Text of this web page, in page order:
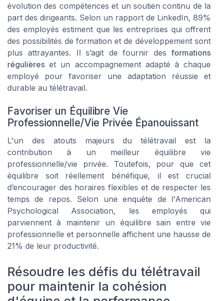
évolution des compétences et un soutien continu de la
part des dirigeants. Selon un rapport de LinkedIn, 89%
des employés estiment que les entreprises qui offrent
des possibilités de formation et de développement sont
plus attrayantes. Il s’agit de fournir des formations
régulières et un accompagnement adapté à chaque
employé pour favoriser une adaptation réussie et
durable au télétravail.
Favoriser un Équilibre Vie
Professionnelle/Vie Privée Épanouissant
L'un des atouts majeurs du télétravail est la
contribution à un meilleur équilibre vie
professionnelle/vie privée. Toutefois, pour que cet
équilibre soit réellement bénéfique, il est crucial
d’encourager des horaires flexibles et de respecter les
temps de repos. Selon une enquête de l'American
Psychological Association, les employés qui
parviennent à maintenir un équilibre sain entre vie
professionnelle et personnelle affichent une hausse de
21% de leur productivité.
Résoudre les défis du télétravail
pour maintenir la cohésion